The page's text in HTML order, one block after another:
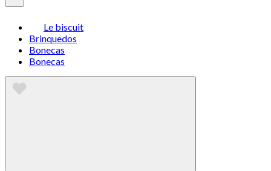
Le biscuit
Brinquedos
Bonecas
Bonecas